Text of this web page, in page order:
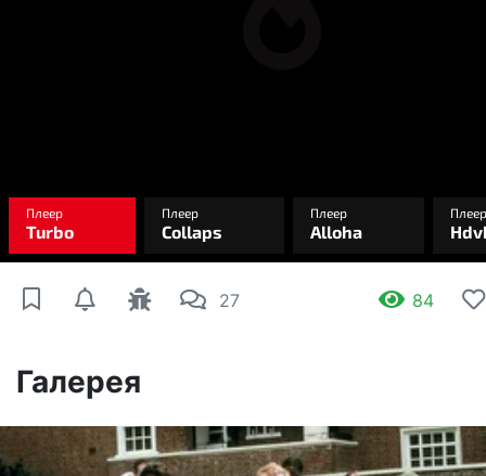
27 84
Галерея